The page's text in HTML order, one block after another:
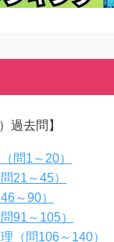
過去問】
問1～20）
21～45）
～90）
91～105）
（問106～140）